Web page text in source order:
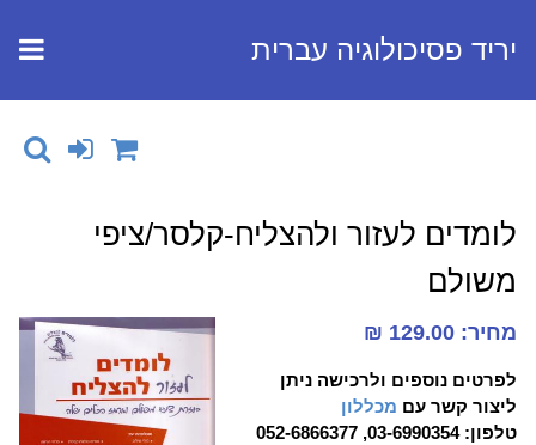
יריד פסיכולוגיה עברית
לומדים לעזור ולהצליח-קלסר/ציפי
משולם
מחיר: 129.00 ₪
לפרטים נוספים ולרכישה ניתן
ליצור קשר עם מכללון
טלפון: 03-6990354, 052-6866377